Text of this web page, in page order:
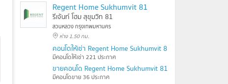
Regent Home Sukhumvit 81
รีเจ้นท์ โฮม สุขุมวิท 81
สวนหลวง กรุงเทพมหานคร
ห่าง 1.50 กม.
คอนโดให้เช่า Regent Home Sukhumvit 81
มีคอนโดให้เช่า 221 ประกาศ
ขายคอนโด Regent Home Sukhumvit 81
มีคอนโดขาย 36 ประกาศ